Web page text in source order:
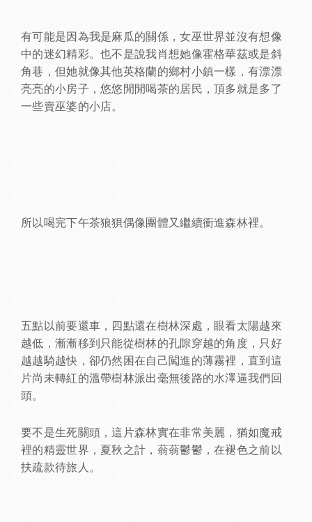
有可能是因為我是麻瓜的關係，女巫世界並沒有想像
中的迷幻精彩。也不是說我肖想她像霍格華茲或是斜
角巷，但她就像其他英格蘭的鄉村小鎮一樣，有漂漂
亮亮的小房子，悠悠閒閒喝茶的居民，頂多就是多了
一些賣巫婆的小店。
所以喝完下午茶狼狽偶像團體又繼續衝進森林裡。
五點以前要還車，四點還在樹林深處，眼看太陽越來
越低，漸漸移到只能從樹林的孔隙穿越的角度，只好
越越騎越快，卻仍然困在自己闖進的薄霧裡，直到這
片尚未轉紅的溫帶樹林派出毫無後路的水澤逼我們回
頭。
要不是生死關頭，這片森林實在非常美麗，猶如魔戒
裡的精靈世界，夏秋之計，蓊蓊鬱鬱，在褪色之前以
扶疏款待旅人。